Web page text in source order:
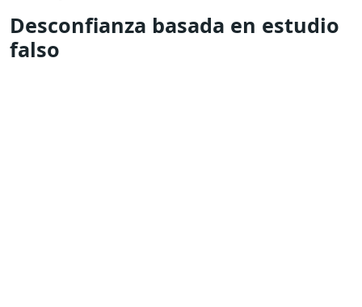
Desconfianza basada en estudio
falso